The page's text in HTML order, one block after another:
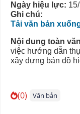
Ngày hiệu lực:
Ghi chú:
Tải văn bản
Nội dung toàn
việc hướng dẫn
xây dựng bản đồ
(0) Văn bản